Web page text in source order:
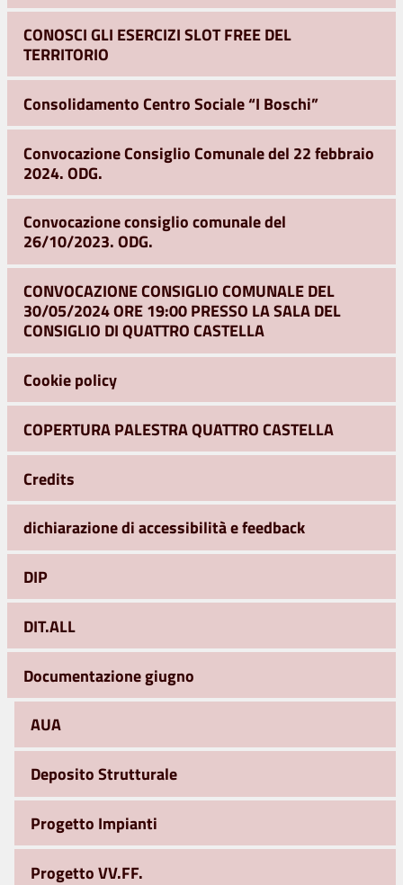
CONOSCI GLI ESERCIZI SLOT FREE DEL
TERRITORIO
Consolidamento Centro Sociale “I Boschi”
Convocazione Consiglio Comunale del 22 febbraio
2024. ODG.
Convocazione consiglio comunale del
26/10/2023. ODG.
CONVOCAZIONE CONSIGLIO COMUNALE DEL
30/05/2024 ORE 19:00 PRESSO LA SALA DEL
CONSIGLIO DI QUATTRO CASTELLA
Cookie policy
COPERTURA PALESTRA QUATTRO CASTELLA
Credits
dichiarazione di accessibilità e feedback
DIP
DIT.ALL
Documentazione giugno
AUA
Deposito Strutturale
Progetto Impianti
Progetto VV.FF.